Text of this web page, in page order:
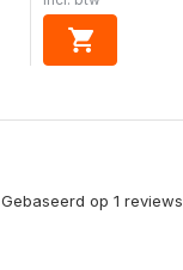
Gebaseerd op 1 reviews